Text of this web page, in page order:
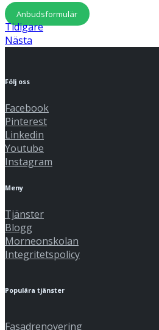
Anbudsformulär
Tidigare
Nästa
Följ oss
Facebook
Pinterest
Linkedin
Youtube
Instagram
Meny
Tjänster
Blogg
Morneonskolan
Integritetspolicy
Populära tjänster
Fasadrenovering